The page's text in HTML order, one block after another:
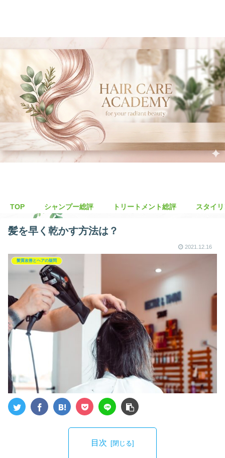
TOP シャンプー総評 トリートメント総評 スタイ
髪を早く乾かす方法は？
2021.12.16
髪質改善とヘアの疑問
目次